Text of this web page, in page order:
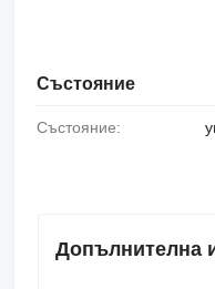
Състояние
Състояние:
Допълнителна